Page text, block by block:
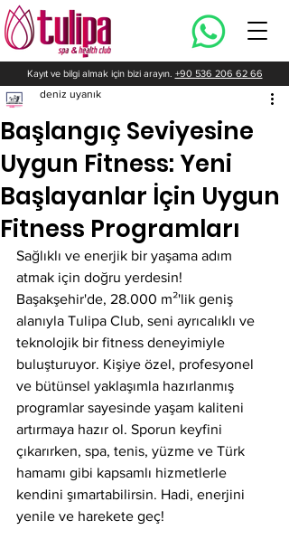
Kayıt ve bilgi almak için bizi arayın. +90 536 206 62 66
Başlangıç Seviyesine
Uygun Fitness: Yeni
Başlayanlar İçin Uygun
Fitness Programları
deniz uyanık
Sağlıklı ve enerjik bir yaşama adım
atmak için doğru yerdesin!
Başakşehir'de, 28.000 m²'lik geniş
alanıyla Tulipa Club, seni ayrıcalıklı ve
teknolojik bir fitness deneyimiyle
buluşturuyor. Kişiye özel, profesyonel
ve bütünsel yaklaşımla hazırlanmış
programlar sayesinde yaşam kaliteni
artırmaya hazır ol. Sporun keyfini
çıkarırken, spa, tenis, yüzme ve Türk
hamamı gibi kapsamlı hizmetlerle
kendini şımartabilirsin. Hadi, enerjini
yenile ve harekete geç!